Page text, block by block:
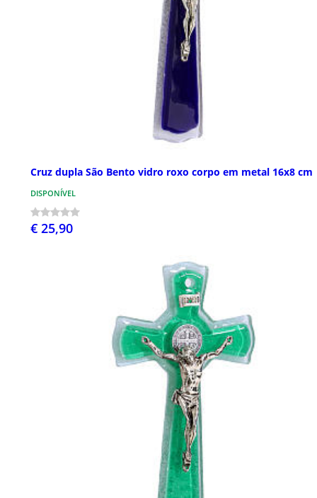
Cruz dupla São Bento vidro roxo corpo em metal 16x8 cm
DISPONÍVEL
€ 25,90